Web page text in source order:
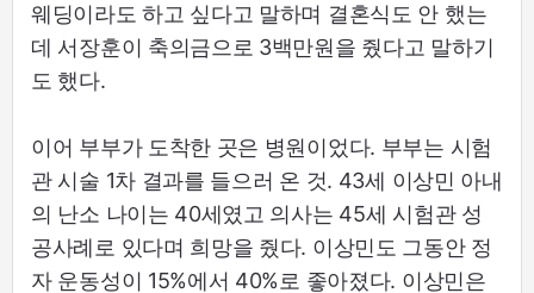
웨딩이라도 하고 싶다고 말하며 결혼식도 안 했는
데 서장훈이 축의금으로 3백만원을 줬다고 말하기
도 했다.
이어 부부가 도착한 곳은 병원이었다. 부부는 시험
관 시술 1차 결과를 들으러 온 것. 43세 이상민 아내
의 난소 나이는 40세였고 의사는 45세 시험관 성
공사례로 있다며 희망을 줬다. 이상민도 그동안 정
자 운동성이 15%에서 40%로 좋아졌다. 이상민은